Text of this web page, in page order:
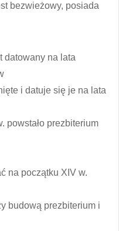
bezwieżowy, posiada
datowany na lata
i datuje się je na lata
powstało prezbiterium
na początku XIV w.
budową prezbiterium i